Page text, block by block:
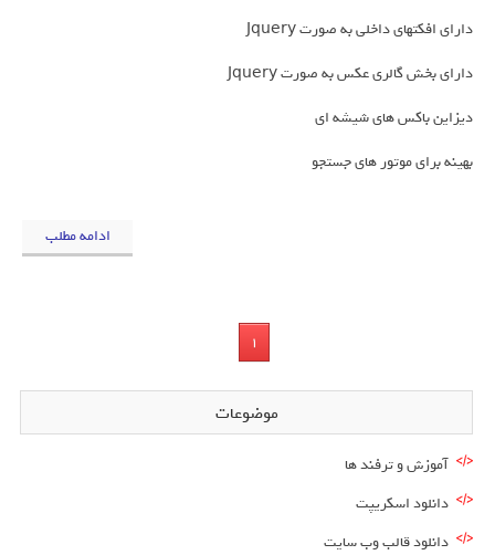
دارای افکتهای داخلی به صورت Jquery
دارای بخش گالری عکس به صورت Jquery
دیزاین باکس های شیشه ای
بهینه برای موتور های جستجو
ادامه مطلب
1
موضوعات
آموزش و ترفند ها
دانلود اسکریپت
دانلود قالب وب سایت